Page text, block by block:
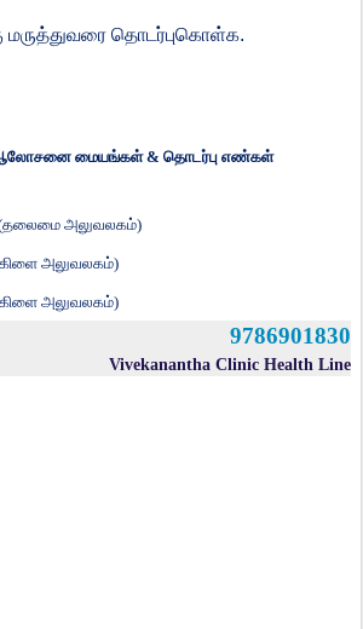
மருத்துவரை தொடர்புகொள்க.
ஆலோசனை மையங்கள்& தொடர்பு எண்கள்
தலைமை அலுவலகம்)
கிளை அலுவலகம்)
கிளை அலுவலகம்)
9786901830
Vivekanantha Clinic Health Line